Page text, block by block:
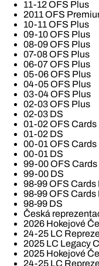
11-12 OFS Plus
2011 OFS
10-11 OFS Plus
09-10 OFS Plus
08-09 OFS Plus
07-08 OFS Plus
06-07 OFS Plus
05-06 OFS Plus
04-05 OFS Plus
03-04 OFS Plus
02-03 OFS Plus
02-03 DS
01-02 OFS Cards
01-02 DS
00-01 OFS Cards
00-01 DS
99-00 OFS Cards
99-00 DS
98-99 OFS Cards
98-99 OFS Cards
98-99 DS
Česká
2026 Hokejové
24-25 LC
2025 LC Legacy
2025 Hokejové
24-25 LC